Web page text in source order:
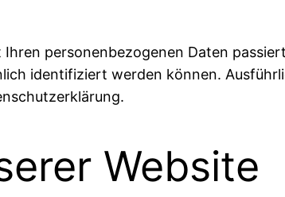
personenbezogenen Daten
identifiziert werden können.
Website